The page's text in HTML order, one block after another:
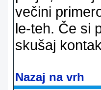
večini
le-teh. Če si
skušaj
Nazaj na vrh